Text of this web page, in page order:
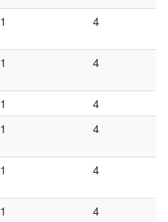
1 4
1 4
1
4
1 4
1 4
1
4